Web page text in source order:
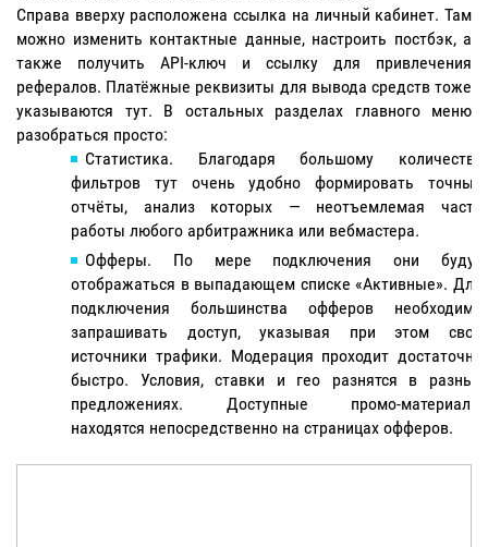
Справа вверху расположена ссылка на личный кабинет. Там
можно изменить контактные данные, настроить постбэк, а
также получить API-ключ и ссылку для привлечения
рефералов. Платёжные реквизиты для вывода средств тоже
указываются тут. В остальных разделах главного меню
разобраться просто:
Статистика. Благодаря большому количеству
фильтров тут очень удобно формировать точные
отчёты, анализ которых — неотъемлемая часть
работы любого арбитражника или вебмастера.
Офферы. По мере подключения они будут
отображаться в выпадающем списке «Активные». Для
подключения большинства офферов необходимо
запрашивать доступ, указывая при этом свои
источники трафики. Модерация проходит достаточно
быстро. Условия, ставки и гео разнятся в разных
предложениях. Доступные промо-материалы
находятся непосредственно на страницах офферов.